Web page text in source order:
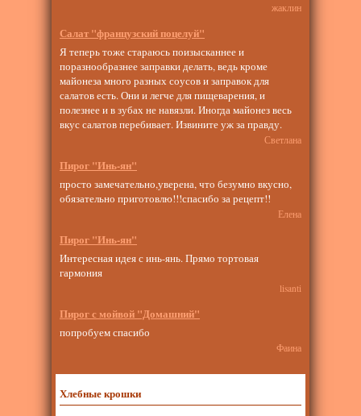
жаклин
Салат "французский поцелуй"
Я теперь тоже стараюсь поизысканнее и
поразнообразнее заправки делать, ведь кроме
майонеза много разных соусов и заправок для
салатов есть. Они и легче для пищеварения, и
полезнее и в зубах не навязли. Иногда майонез весь
вкус салатов перебивает. Извините уж за правду.
Светлана
Пирог "Инь-ян"
просто замечательно,уверена, что безумно вкусно,
обязательно приготовлю!!!спасибо за рецепт!!
Елена
Пирог "Инь-ян"
Интересная идея с инь-янь. Прямо тортовая
гармония
lisanti
Пирог с мойвой "Домашний"
попробуем спасибо
Фаина
Хлебные крошки